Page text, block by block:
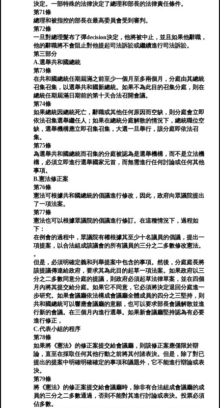
決定。一部特殊的法律決定了總理和部長的法律責任條件。
第71條
總理和被指控的部長在最高委員會受到審判。
第72條
一旦對總理髮布了彈decision決定，他將被中止，並且如果他辭職，
他的辭職將不會阻止對他提起司法訴訟或繼續進行司法訴訟。
第三部分
A.選舉共和國總統
第73條
在共和國總統任期屆滿之前至少一個月至多兩個月，分庭由其總統
召集召集，以選舉共和國新總統。如果不為此目的召集分庭，則在
總統任期屆滿日期前的第十天合法召開會議。
第74條
如果總統因總統死亡，辭職或其他任何原因而空缺，則分庭會立即
依法召集選舉繼任人；如果在總統分庭解散的情況下，總統職位空
缺，選舉機構應立即召集召集，大選一旦舉行，該分庭即依法召
集。
第75條
為選舉共和國總統而召集的分庭被認為是選舉機構，而不是立法機
構，必須立即進行選舉國家元首，而無需進行任何討論或任何其他
事項。
B.憲法修正案
第76條
憲法可根據共和國總統的倡議進行修改，因此，政府向眾議院提出
了一項法案。
第77條
憲法也可以根據眾議院的倡議進行修訂。在這種情況下，過程如
下：
在例會的過程中，眾議院有權根據其至少十名議員的倡議，提出一
項提案，以合法組成該議會的所有議員的三分之二多數修改憲法。
。
但是，必須明確定義和列舉提案中包含的事項。然後，分庭庭長將
該提議傳達給政府，要求其為此目的起草一項法案。如果政府以三
分之二多數同意分庭的提議，則政府必須起草法律草案，並在四個
月內將其提交給分庭。如果它不同意，它必須將決定退回分庭進一
步研究。如果會議廳依法構成會議廳全體成員的四分之三堅持，則
共和國總統可以響應會議廳的意願，也可以要求部長會議解散並進
行新的會議。在三個月內進行選舉。如果新會議廳堅持認為有必要
進行修正，
C.代表小組的程序
第78條
如果將《憲法》的修正案提交給會議廳，則該修正案應僅限於辯
論，直至在採取任何其他行動之前將其付諸表決。但是，除了對已
提出的提案中明確明確確定的事項和議題外，它不能進行辯論或表
決。
第79條
將《憲法》的修正案提交給會議廳時，除非有合法組成會議廳的成
員的三分之二多數通過，否則不能對其進行討論或表決。投票必須
佔多數。